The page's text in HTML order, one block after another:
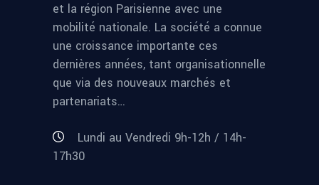
et la région Parisienne avec une
mobilité nationale. La société a connue
une croissance importante ces
dernières années, tant organisationnelle
que via des nouveaux marchés et
partenariats…
Lundi au Vendredi 9h-12h / 14h-
17h30